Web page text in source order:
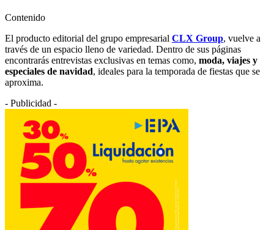
Contenido
El producto editorial del grupo empresarial CLX Group, vuelve a
través de un espacio lleno de variedad. Dentro de sus páginas
encontrarás entrevistas exclusivas en temas como, moda, viajes y
especiales de navidad, ideales para la temporada de fiestas que se
aproxima.
- Publicidad -